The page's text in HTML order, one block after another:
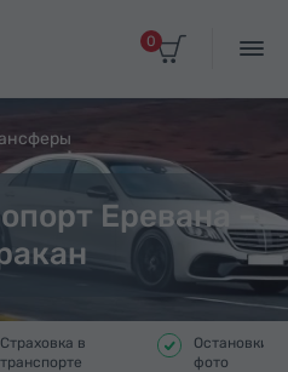
0
Еревана –
Страховка в
транспорте
Остановки
фото